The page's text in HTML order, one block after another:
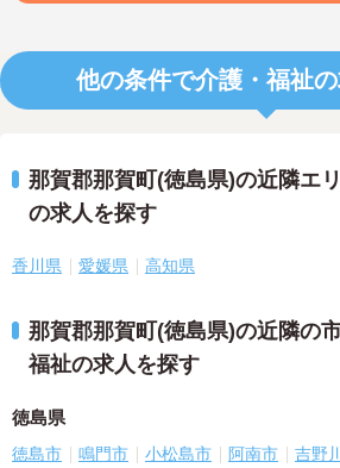
他の条件で介護・福祉
那賀郡那賀町(徳島県)の近隣エ
の求人を探す
香川県 愛媛県 高知県
那賀郡那賀町(徳島県)の近隣の
福祉の求人を探す
徳島県
徳島市 鳴門市 小松島市 阿南市 吉野